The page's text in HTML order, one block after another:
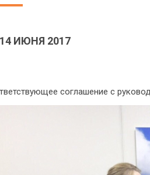
14 ИЮНЯ 2017
соглашение с